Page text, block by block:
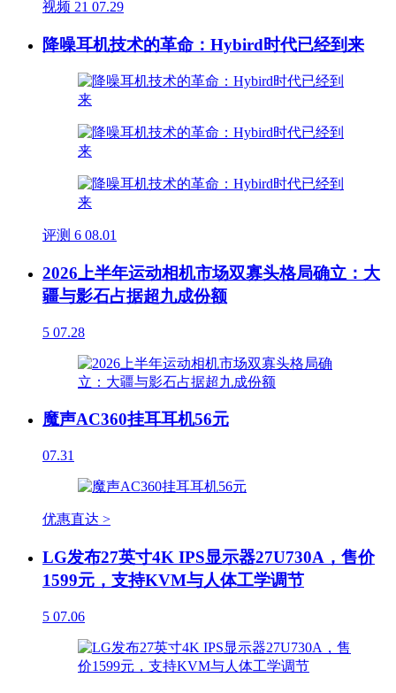
视频 21 07.29
降噪耳机技术的革命：Hybird时代已经到来
评测 6 08.01
2026上半年运动相机市场双寡头格局确立：大
疆与影石占据超九成份额
5 07.28
魔声AC360挂耳耳机56元
07.31
优惠直达 >
LG发布27英寸4K IPS显示器27U730A，售价
1599元，支持KVM与人体工学调节
5 07.06